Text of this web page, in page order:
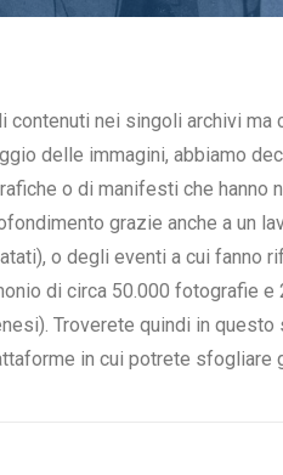
nei singoli archivi ma
delle immagini, abbiamo
o di manifesti che hanno
grazie anche a un
o degli eventi a cui fanno
di circa 50.000 fotografie
Troverete quindi in
in cui potrete